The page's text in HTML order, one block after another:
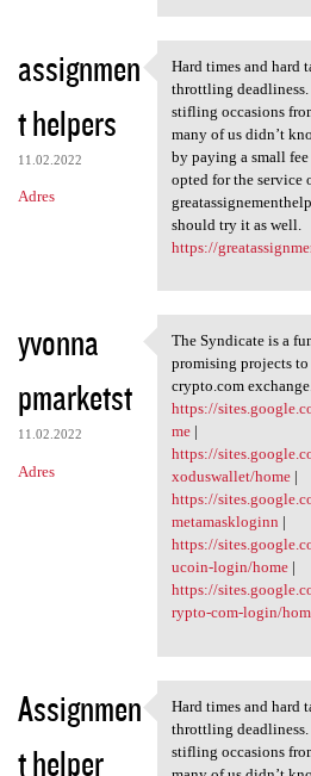
assignmen
t helpers
11.02.2022
Adres
Hard times and
Hard times and hard
throttling deadliness.
stifling occasions
many of us didn’t
by paying a small
opted for the service
should try it as well.
https://
yvonna
pmarketst
11.02.2022
Adres
The Syndicate is
The Syndicate is a
promising projects
crypto.com
https://
me|
https://
xoduswallet/home|
https://
metamaskloginn |
https://
ucoin-login/home|
https://
rypto-com-login/
Assignmen
t helper
Hard times and
Hard times and hard
throttling deadliness.
stifling occasions